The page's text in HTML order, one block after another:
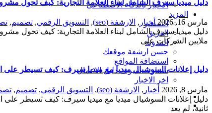
الاخبار بالذكاء الاصطناعى
المزيد
التسعير
الفريق
المدونة
حسن ارشفة موقعك
استضافة المواقع
سمارت سيرف دليل الاعمال
اخر الاخبار
دليل ميديا سيرف الشامل لبناء العلامة التجارية: كيف تحول
مارس 16, 2026 أخبار , الارشفة (seo) , التسويق الرقمي, تصميم,
دليل ميديا سيرف الشامل لبناء العلامة التجارية: كيف تحول
ملايين الشركات على
دليل إعلانات السوشيال ميديا مع ميديا سيرف: كيف تسيطر
مارس 8, 2026 أخبار , الارشفة (seo) , التسويق الرقمي, تصميم,
دليل إعلانات السوشيال ميديا مع ميديا سيرف: كيف تسيطر
ثانية، لم يعد